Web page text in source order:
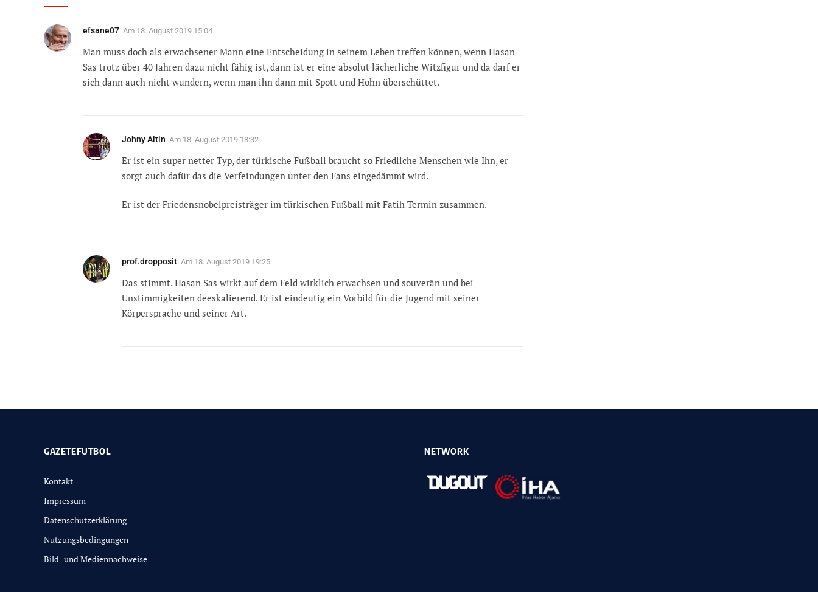
efsane07 Am 18. August 2019 15:04
Man muss doch als erwachsener Mann eine Entscheidung in seinem Leben treffen können, wenn Hasan
Sas trotz über 40 Jahren dazu nicht fähig ist, dann ist er eine absolut lächerliche Witzfigur und da darf er
sich dann auch nicht wundern, wenn man ihn dann mit Spott und Hohn überschüttet.
Johny Altin Am 18. August 2019 18:32
Er ist ein super netter Typ, der türkische Fußball braucht so Friedliche Menschen wie Ihn, er
sorgt auch dafür das die Verfeindungen unter den Fans eingedämmt wird.
Er ist der Friedensnobelpreisträger im türkischen Fußball mit Fatih Termin zusammen.
prof.dropposit Am 18. August 2019 19:25
Das stimmt. Hasan Sas wirkt auf dem Feld wirklich erwachsen und souverän und bei
Unstimmigkeiten deeskalierend. Er ist eindeutig ein Vorbild für die Jugend mit seiner
Körpersprache und seiner Art.
GAZETEFUTBOL
Kontakt
Impressum
Datenschutzerklärung
Nutzungsbedingungen
Bild- und Mediennachweise
NETWORK